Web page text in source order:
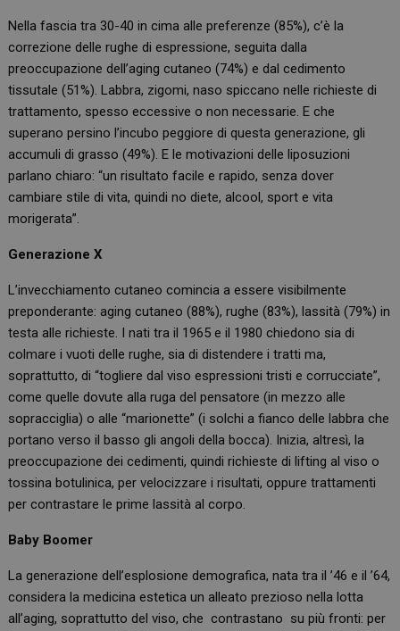
Nella fascia tra 30-40 in cima alle preferenze (85%), c’è la
correzione delle rughe di espressione, seguita dalla
preoccupazione dell’aging cutaneo (74%) e dal cedimento
tissutale (51%). Labbra, zigomi, naso spiccano nelle richieste di
trattamento, spesso eccessive o non necessarie. E che
superano persino l’incubo peggiore di questa generazione, gli
accumuli di grasso (49%). E le motivazioni delle liposuzioni
parlano chiaro: “un risultato facile e rapido, senza dover
cambiare stile di vita, quindi no diete, alcool, sport e vita
morigerata”.
Generazione X
L’invecchiamento cutaneo comincia a essere visibilmente
preponderante: aging cutaneo (88%), rughe (83%), lassità (79%) in
testa alle richieste. I nati tra il 1965 e il 1980 chiedono sia di
colmare i vuoti delle rughe, sia di distendere i tratti ma,
soprattutto, di “togliere dal viso espressioni tristi e corrucciate”,
come quelle dovute alla ruga del pensatore (in mezzo alle
sopracciglia) o alle “marionette” (i solchi a fianco delle labbra che
portano verso il basso gli angoli della bocca). Inizia, altresì, la
preoccupazione dei cedimenti, quindi richieste di lifting al viso o
tossina botulinica, per velocizzare i risultati, oppure trattamenti
per contrastare le prime lassità al corpo.
Baby Boomer
La generazione dell’esplosione demografica, nata tra il ’46 e il ’64,
considera la medicina estetica un alleato prezioso nella lotta
all’aging, soprattutto del viso, che contrastano su più fronti: per